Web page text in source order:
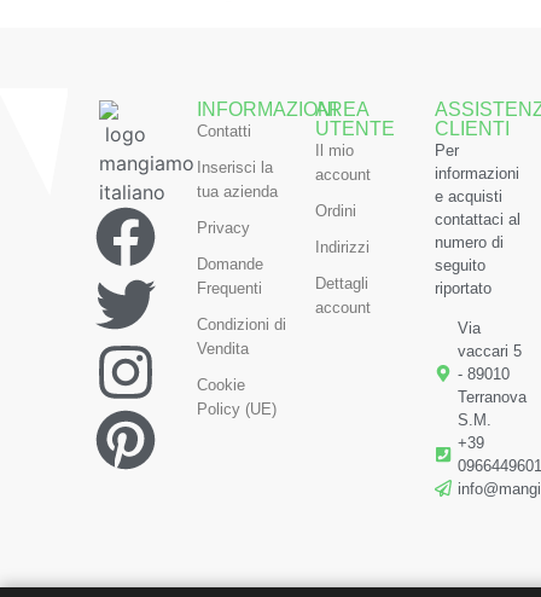
INFORMAZIONI
Contatti
Inserisci la
tua azienda
Privacy
Domande
Frequenti
Condizioni di
Vendita
Cookie
Policy (UE)
AREA
UTENTE
Il mio
account
Ordini
Indirizzi
Dettagli
account
CLIENTI
Per
informazioni
e acquisti
contattaci al
numero di
seguito
riportato
Via
vaccari 5
- 89010
Terranova
S.M.
+39
0966449601